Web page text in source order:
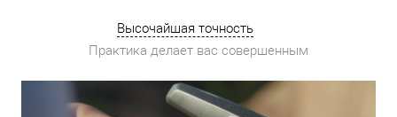
Высочайшая точность
Практика делает вас совершенным